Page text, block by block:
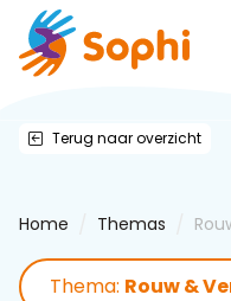
Thema's
Uit het hart
Terug naar overzicht
Home Themas
Thema: Rouw &